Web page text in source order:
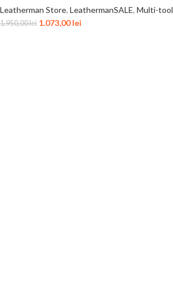
Leatherman Store, LeathermanSALE, Multi-tool
1.950,00lei 1.073,00lei